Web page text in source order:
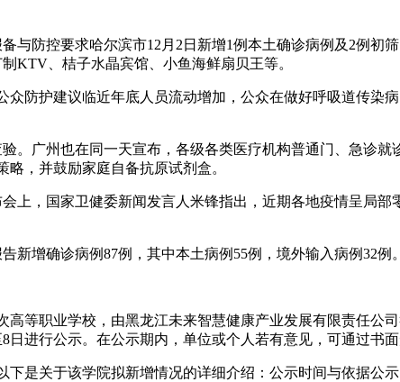
与防控要求哈尔滨市12月2日新增1例本土确诊病例及2例初
KTV、桔子水晶宾馆、小鱼海鲜扇贝王等。
防护建议临近年底人员流动增加，公众在做好呼吸道传染
。广州也在同一天宣布，各级各类医疗机构普通门、急诊
，并鼓励家庭自备抗原试剂盒。
上，国家卫健委新闻发言人米锋指出，近期各地疫情呈局
增确诊病例87例，其中本土病例55例，境外输入病例32例。
等职业学校，由黑龙江未来智慧健康产业发展有限责任公
进行公示。在公示期内，单位或个人若有意见，可通过书面
是关于该学院拟新增情况的详细介绍：公示时间与依据公